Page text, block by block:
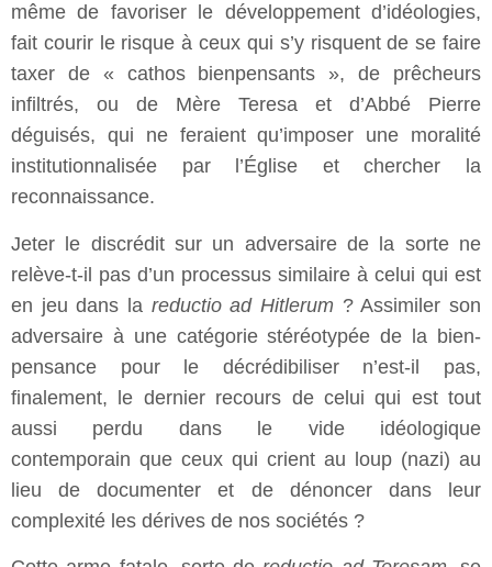
même de favoriser le développement d’idéologies,
fait courir le risque à ceux qui s’y risquent de se faire
taxer de « cathos bienpensants », de prêcheurs
infiltrés, ou de Mère Teresa et d’Abbé Pierre
déguisés, qui ne feraient qu’imposer une moralité
institutionnalisée par l’Église et chercher la
reconnaissance.
Jeter le discrédit sur un adversaire de la sorte ne
relève-t-il pas d’un processus similaire à celui qui est
en jeu dans la reductio ad Hitlerum ? Assimiler son
adversaire à une catégorie stéréotypée de la bien-
pensance pour le décrédibiliser n’est-il pas,
finalement, le dernier recours de celui qui est tout
aussi perdu dans le vide idéologique
contemporain que ceux qui crient au loup (nazi) au
lieu de documenter et de dénoncer dans leur
complexité les dérives de nos sociétés ?